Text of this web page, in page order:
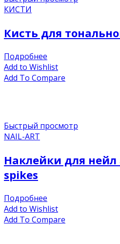
КИСТИ
Кисть для
Подробнее
Add to Wishlist
Add To Compare
Быстрый просмотр
NAIL-ART
Наклейки для нейл
spikes
Подробнее
Add to Wishlist
Add To Compare